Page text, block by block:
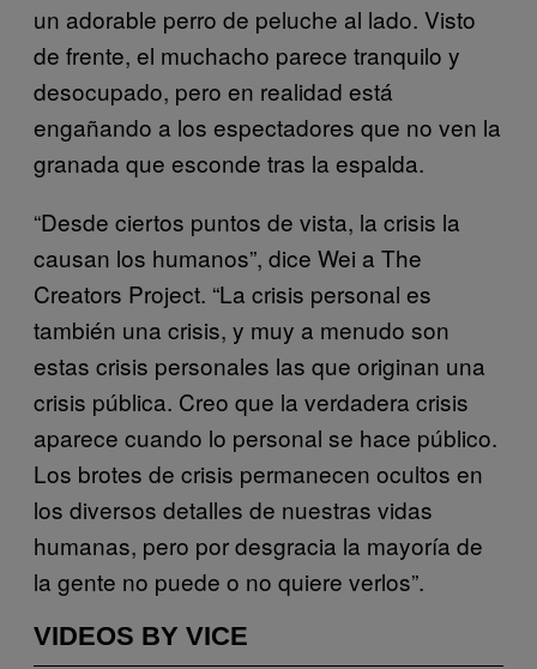
un adorable perro de peluche al lado. Visto
de frente, el muchacho parece tranquilo y
desocupado, pero en realidad está
engañando a los espectadores que no ven la
granada que esconde tras la espalda.
“Desde ciertos puntos de vista, la crisis la
causan los humanos”, dice Wei a The
Creators Project. “La crisis personal es
también una crisis, y muy a menudo son
estas crisis personales las que originan una
crisis pública. Creo que la verdadera crisis
aparece cuando lo personal se hace público.
Los brotes de crisis permanecen ocultos en
los diversos detalles de nuestras vidas
humanas, pero por desgracia la mayoría de
la gente no puede o no quiere verlos”.
VIDEOS BY VICE